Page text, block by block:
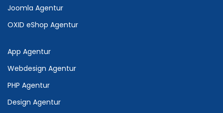
Joomla Agentur
OXID eShop Agentur
App Agentur
Webdesign Agentur
PHP Agentur
Design Agentur